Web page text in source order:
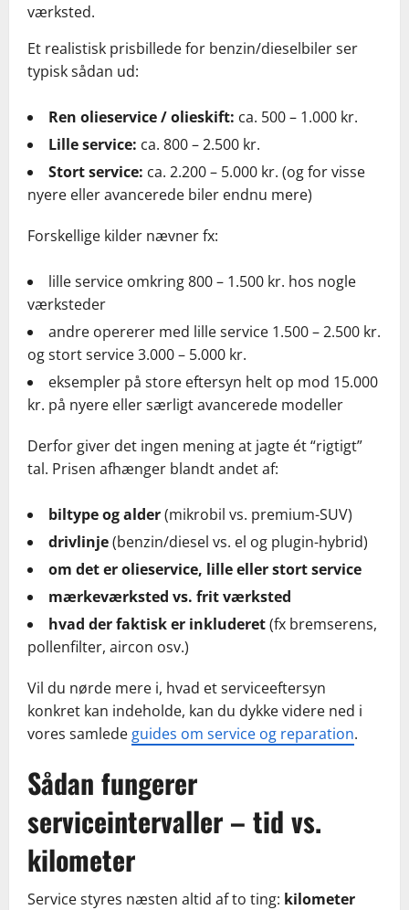
værksted.
Et realistisk prisbillede for benzin/dieselbiler ser
typisk sådan ud:
Ren olieservice / olieskift: ca. 500 – 1.000 kr.
Lille service: ca. 800 – 2.500 kr.
Stort service: ca. 2.200 – 5.000 kr. (og for visse
nyere eller avancerede biler endnu mere)
Forskellige kilder nævner fx:
lille service omkring 800 – 1.500 kr. hos nogle
værksteder
andre opererer med lille service 1.500 – 2.500 kr.
og stort service 3.000 – 5.000 kr.
eksempler på store eftersyn helt op mod 15.000
kr. på nyere eller særligt avancerede modeller
Derfor giver det ingen mening at jagte ét “rigtigt”
tal. Prisen afhænger blandt andet af:
biltype og alder(mikrobil vs. premium-SUV)
drivlinje(benzin/diesel vs. el og plugin-hybrid)
om det er olieservice, lille eller stort service
mærkeværksted vs. frit værksted
hvad der faktisk er inkluderet(fx bremserens,
pollenfilter, aircon osv.)
Vil du nørde mere i, hvad et serviceeftersyn
konkret kan indeholde, kan du dykke videre ned i
vores samlede guides om service og reparation.
Sådan fungerer
serviceintervaller – tid vs.
kilometer
Service styres næsten altid af to ting: kilometer